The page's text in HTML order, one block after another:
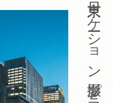
東京ロケーション撮影プラン